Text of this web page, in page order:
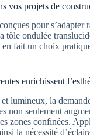
vos projets de
pour
tôle ondulée
fait un choix
enrichissent
lumineux, la
non seulement
zones confinées.
la nécessité